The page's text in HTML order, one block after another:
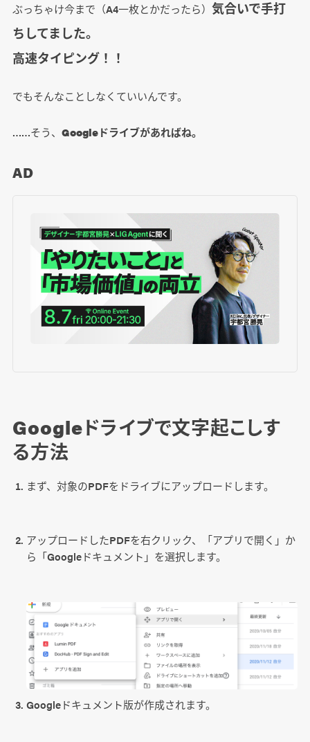
ぶっちゃけ今まで（A4一枚とかだったら） 気合いで手打
ちしてました。
高速タイピング！！
でもそんなことしなくていいんです。
……そう、 Googleドライブがあればね。
AD
Googleドライブで文字起こしす
る方法
まず、対象のPDFをドライブにアップロードします。
アップロードしたPDFを右クリック、「アプリで開く」か
ら「Googleドキュメント」を選択します。
Googleドキュメント版が作成されます。